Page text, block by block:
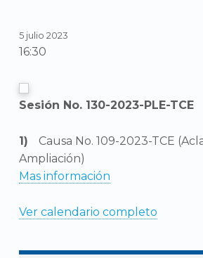
5 julio 2023
16:30
Sesión No. 130-2023-PLE-TCE
Causa No. 109-2023-TCE
Ampliación)
Mas información
Ver calendario completo